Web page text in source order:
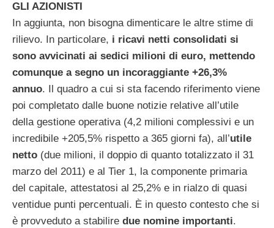
GLI AZIONISTI
In aggiunta, non bisogna dimenticare le altre stime di
rilievo. In particolare, i ricavi netti consolidati si
sono avvicinati ai sedici milioni di euro, mettendo
comunque a segno un incoraggiante +26,3%
annuo. Il quadro a cui si sta facendo riferimento viene
poi completato dalle buone notizie relative all’utile
della gestione operativa (4,2 milioni complessivi e un
incredibile +205,5% rispetto a 365 giorni fa), all’utile
netto (due milioni, il doppio di quanto totalizzato il 31
marzo del 2011) e al Tier 1, la componente primaria
del capitale, attestatosi al 25,2% e in rialzo di quasi
ventidue punti percentuali. È in questo contesto che si
è provveduto a stabilire due nomine importanti.